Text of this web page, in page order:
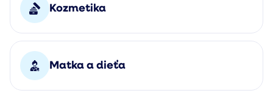
Kozmetika
Matka a dieťa